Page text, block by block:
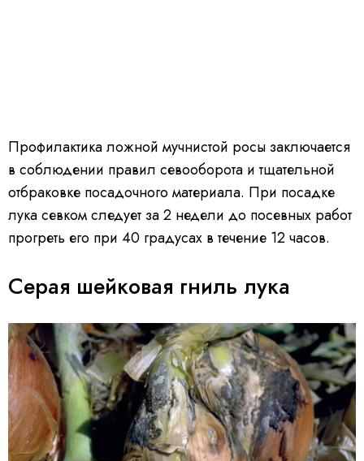
Профилактика ложной мучнистой росы заключается
в соблюдении правил севооборота и тщательной
отбраковке посадочного материала. При посадке
лука севком следует за 2 недели до посевных работ
прогреть его при 40 градусах в течение 12 часов.
Серая шейковая гниль лука